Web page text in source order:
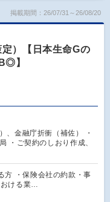
掲載期間：26/07/31～26/08/20
）【日本生命Gの
】
、金融庁折衝（補佐） ・
・ご契約のしおり作成、
方 ・保険会社の約款・事
ける業…